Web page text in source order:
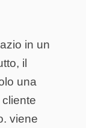
in un
il
una
viene